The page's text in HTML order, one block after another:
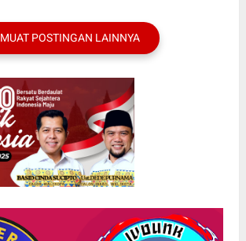
MUAT POSTINGAN LAINNYA